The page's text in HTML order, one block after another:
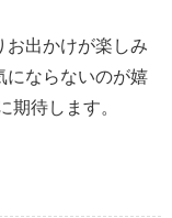
出かけが楽しみ
ならないのが嬉
期待します。